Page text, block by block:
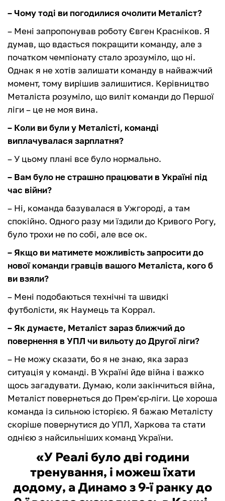
– Чому тоді ви погодилися очолити Металіст?
– Мені запропонував роботу Євген Красніков. Я
думав, що вдасться покращити команду, але з
початком чемпіонату стало зрозуміло, що ні.
Однак я не хотів залишати команду в найважчий
момент, тому вирішив залишитися. Керівництво
Металіста розуміло, що виліт команди до Першої
ліги – це не моя вина.
– Коли ви були у Металісті, команді
виплачувалася зарплатня?
– У цьому плані все було нормально.
– Вам було не страшно працювати в Україні під
час війни?
– Ні, команда базувалася в Ужгороді, а там
спокійно. Одного разу ми їздили до Кривого Рогу,
було трохи не по собі, але все ок.
– Якщо ви матимете можливість запросити до
нової команди гравців вашого Металіста, кого б
ви взяли?
– Мені подобаються технічні та швидкі
футболісти, як Наумець та Коррал.
– Як думаєте, Металіст зараз ближчий до
повернення в УПЛ чи вильоту до Другої ліги?
– Не можу сказати, бо я не знаю, яка зараз
ситуація у команді. В Україні йде війна і важко
щось загадувати. Думаю, коли закінчиться війна,
Металіст повернеться до Прем'єр-ліги. Це хороша
команда із сильною історією. Я бажаю Металісту
скоріше повернутися до УПЛ, Харкова та стати
однією з найсильніших команд України.
«У Реалі було дві години
тренування, і можеш їхати
додому, а Динамо з 9-ї ранку до